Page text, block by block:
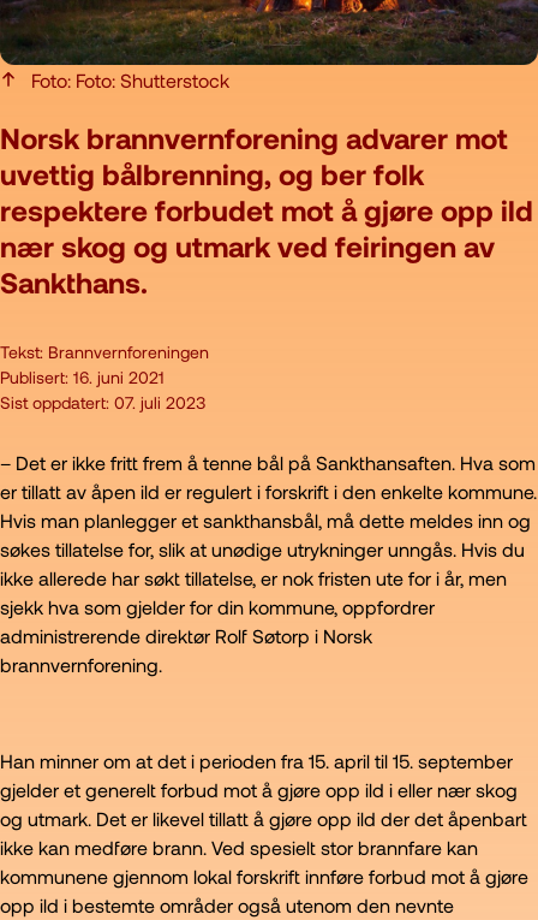
Foto: Foto: Shutterstock
Norsk brannvernforening advarer mot
uvettig bålbrenning, og ber folk
respektere forbudet mot å gjøre opp ild
nær skog og utmark ved feiringen av
Sankthans.
Tekst: Brannvernforeningen
Publisert: 16. juni 2021
Sist oppdatert: 07. juli 2023
– Det er ikke fritt frem å tenne bål på Sankthansaften. Hva som
er tillatt av åpen ild er regulert i forskrift i den enkelte kommune.
Hvis man planlegger et sankthansbål, må dette meldes inn og
søkes tillatelse for, slik at unødige utrykninger unngås. Hvis du
ikke allerede har søkt tillatelse, er nok fristen ute for i år, men
sjekk hva som gjelder for din kommune, oppfordrer
administrerende direktør Rolf Søtorp i Norsk
brannvernforening.
Han minner om at det i perioden fra 15. april til 15. september
gjelder et generelt forbud mot å gjøre opp ild i eller nær skog
og utmark. Det er likevel tillatt å gjøre opp ild der det åpenbart
ikke kan medføre brann. Ved spesielt stor brannfare kan
kommunene gjennom lokal forskrift innføre forbud mot å gjøre
opp ild i bestemte områder også utenom den nevnte